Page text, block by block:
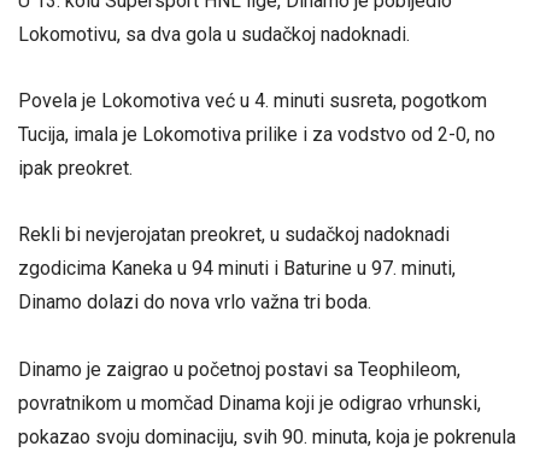
Lokomotivu, sa dva gola u sudačkoj nadoknadi.
Povela je Lokomotiva već u 4. minuti susreta, pogotkom
Tucija, imala je Lokomotiva prilike i za vodstvo od 2-0, no
ipak preokret.
Rekli bi nevjerojatan preokret, u sudačkoj nadoknadi
zgodicima Kaneka u 94 minuti i Baturine u 97. minuti,
Dinamo dolazi do nova vrlo važna tri boda.
Dinamo je zaigrao u početnoj postavi sa Teophileom,
povratnikom u momčad Dinama koji je odigrao vrhunski,
pokazao svoju dominaciju, svih 90. minuta, koja je pokrenula